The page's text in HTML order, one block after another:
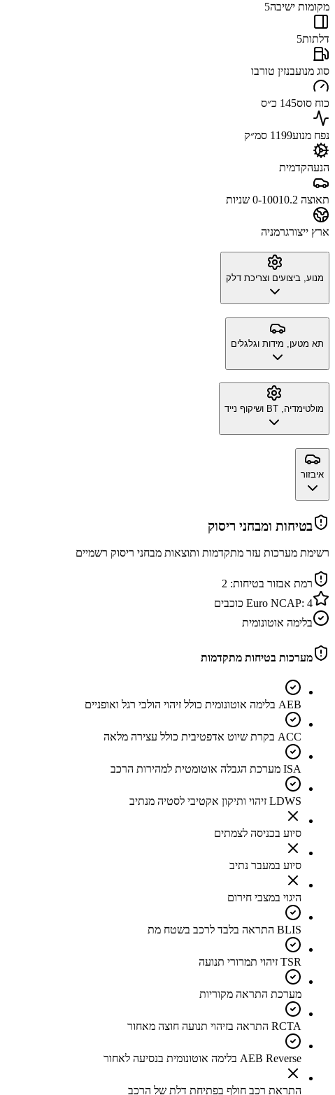
מקומות ישיבה5
דלתות5
סוג מנועבנזין טורבו
כוח סוס145 כ״ס
נפח מנוע1199 סמ״ק
הנעהקדמית
תאוצה 0-100 10.2 שניות
ארץ ייצורגרמניה
מנוע, ביצועים וצריכת דלק
תא מטען, מידות וגלגלים
מולטימדיה, BT ושיקוף נייד
איבזור
בטיחות ומבחני ריסוק
רשימת מערכות עזר מתקדמות ותוצאות מבחני ריסוק רשמיים
רמת אבזור בטיחות: 2
Euro NCAP: 4
כוכבים
בלימה אוטונומית
מערכות בטיחות מתקדמות
AEB בלימה אוטונומית כולל זיהוי הולכי רגל ואופניים
ACC בקרת שיוט אדפטיבית כולל עצירה מלאה
ISA מערכת הגבלה אוטומטית למהירות הרכב
LDWS זיהוי ותיקון אקטיבי לסטיה מנתיב
סיוע בכניסה לצמתים
סיוע במעבר נתיב
היגוי במצבי חירום
BLIS התראה בלבד לרכב בשטח מת
TSR זיהוי תמרורי תנועה
מערכת התראה מקוריות
RCTA התראה בזיהוי תנועה חוצה מאחור
AEB Reverse בלימה אוטונומית בנסיעה לאחור
התראת רכב חולף בפתיחת דלת של הרכב